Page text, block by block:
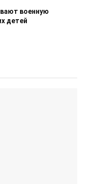
военную
детей